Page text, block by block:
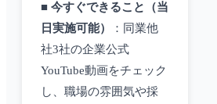
■ 今すぐできること（当
日実施可能）
：同業他
社3社の企業公式
YouTube動画をチェック
し、職場の雰囲気や採